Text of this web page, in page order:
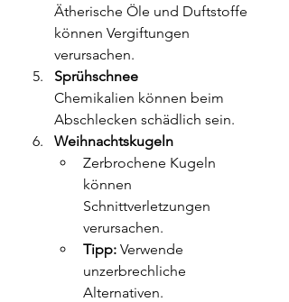
Ätherische Öle und Duftstoffe
können Vergiftungen
verursachen.
Sprühschnee
Chemikalien können beim
Abschlecken schädlich sein.
Weihnachtskugeln
Zerbrochene Kugeln
können
Schnittverletzungen
verursachen.
Tipp: Verwende
unzerbrechliche
Alternativen.